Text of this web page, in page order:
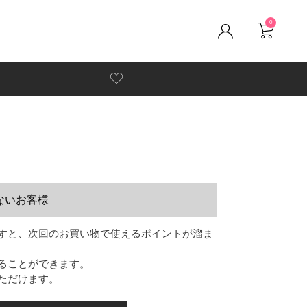
0
いお客様
と、次回のお買い物で使えるポイントが溜ま
ことができます。
だけます。